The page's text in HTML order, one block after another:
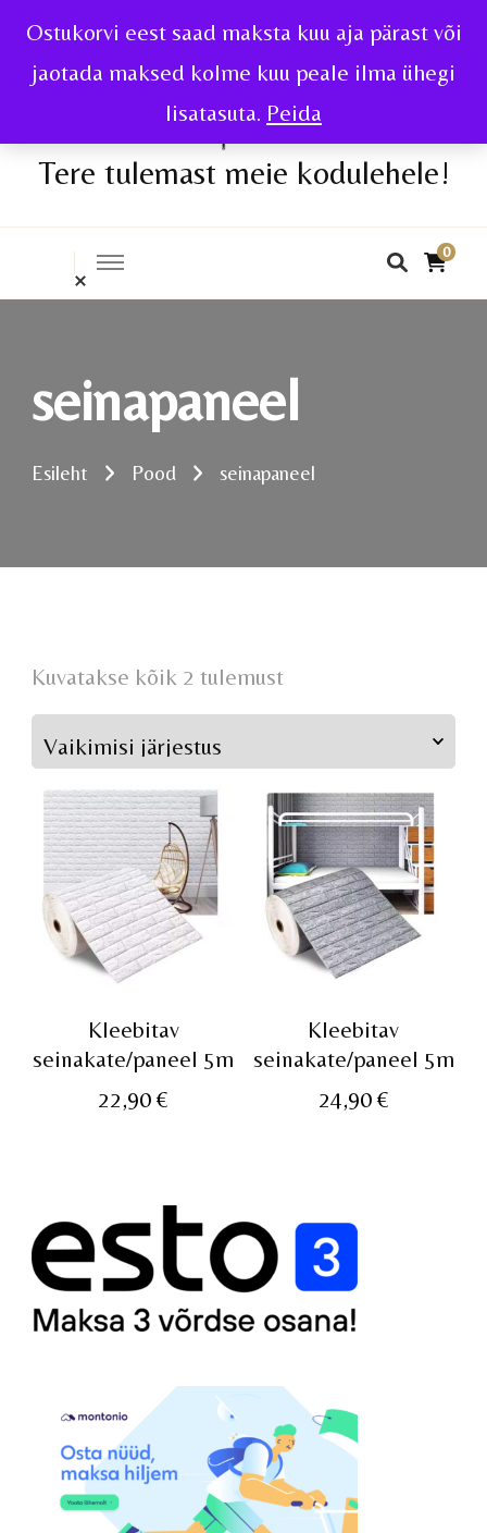
Ostukorvi eest saad maksta kuu aja pärast või
jaotada maksed kolme kuu peale ilma ühegi
lisatasuta. Peida
Tere tulemast meie kodulehele!
0
seinapaneel
Esileht Pood seinapaneel
Kuvatakse kõik 2 tulemust
Kleebitav
seinakate/paneel 5m
22,90€
Kleebitav
seinakate/paneel 5m
24,90 €